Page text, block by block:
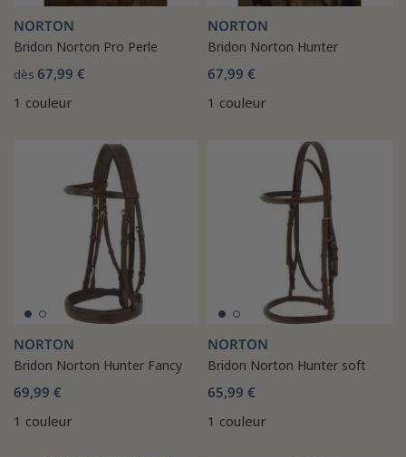
NORTON
Bridon Norton Pro Perle
dès 67,99 €
1 couleur
NORTON
Bridon Norton Hunter
67,99 €
1 couleur
NORTON
Bridon Norton Hunter Fancy
69,99 €
1 couleur
NORTON
Bridon Norton Hunter soft
65,99 €
1 couleur